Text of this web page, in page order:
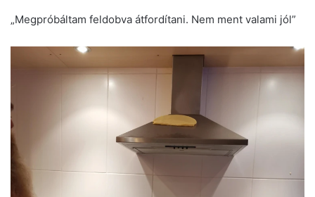
„Megpróbáltam feldobva átfordítani. Nem ment valami jól”